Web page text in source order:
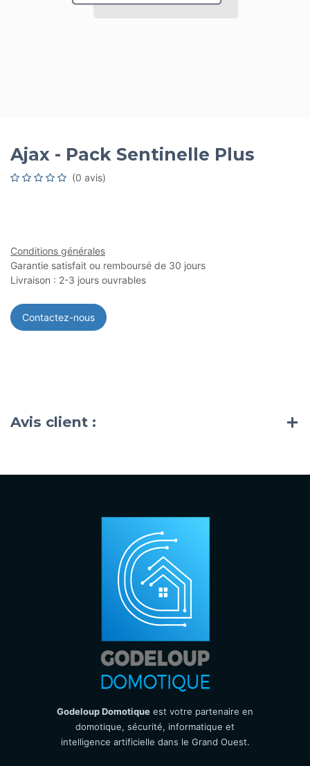
Ajax - Pack Sentinelle Plus
(0 avis)
Conditions générales
Garantie satisfait ou remboursé de 30 jours
Livraison : 2-3 jours ouvrables
Contactez-nous
Avis client :
Godeloup Domotique est votre partenaire en
domotique, sécurité, informatique et
intelligence artificielle dans le Grand Ouest.